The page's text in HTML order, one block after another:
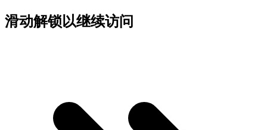
滑动解锁以继续访问